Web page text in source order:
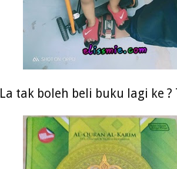
La tak boleh beli buku lagi ke ?